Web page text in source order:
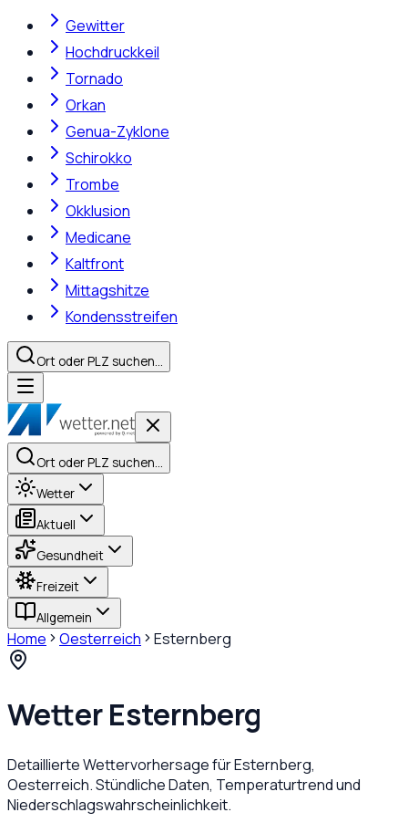
Gewitter
Hochdruckkeil
Tornado
Orkan
Genua-Zyklone
Schirokko
Trombe
Okklusion
Medicane
Kaltfront
Mittagshitze
Kondensstreifen
Ort oder PLZ suchen…
Ort oder PLZ suchen…
Wetter
Aktuell
Gesundheit
Freizeit
Allgemein
Home Oesterreich Esternberg
WetterEsternberg
Detaillierte Wettervorhersage fürEsternberg,
Oesterreich. Stündliche Daten, Temperaturtrend und
Niederschlagswahrscheinlichkeit.